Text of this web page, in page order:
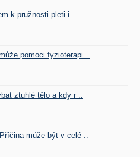
k pružnosti pleti i ..
pomoci fyzioterapi ..
ztuhlé tělo a kdy r ..
může být v celé ..